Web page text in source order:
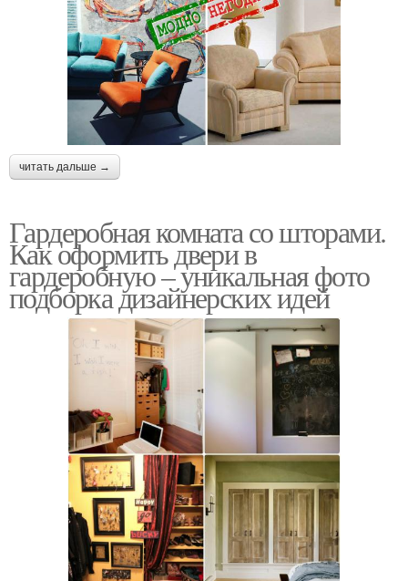
читать дальше →
Гардеробная комната со шторами.
Как оформить двери в
гардеробную – уникальная фото
подборка дизайнерских идей